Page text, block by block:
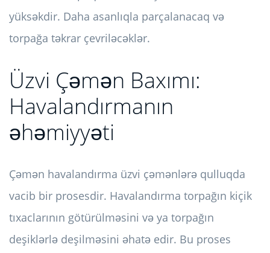
yüksəkdir. Daha asanlıqla parçalanacaq və
torpağa təkrar çevriləcəklər.
Üzvi Çəmən Baxımı:
Havalandırmanın
əhəmiyyəti
Çəmən havalandırma üzvi çəmənlərə qulluqda
vacib bir prosesdir. Havalandırma torpağın kiçik
tıxaclarının götürülməsini və ya torpağın
deşiklərlə deşilməsini əhatə edir. Bu proses